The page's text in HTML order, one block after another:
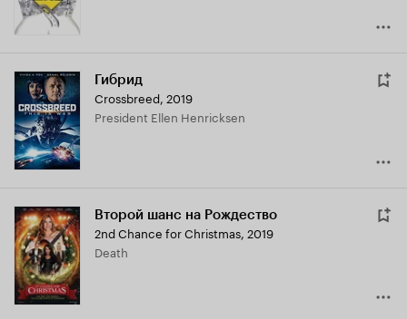
Гибрид
Crossbreed, 2019
President Ellen Henricksen
Второй шанс на Рождество
2nd Chance for Christmas, 2019
Death